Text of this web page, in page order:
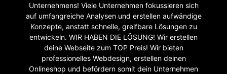
Unternehmens! Viele Unternehmen fokussieren sich
auf umfangreiche Analysen und erstellen aufwändige
Konzepte, anstatt schnelle, greifbare Lösungen zu
entwickeln. WIR HABEN DIE LÖSUNG! Wir erstellen
deine Webseite zum TOP Preis! Wir bieten
professionelles Webdesign, erstellen deinen
Onlineshop und befördern somit dein Unternehmen